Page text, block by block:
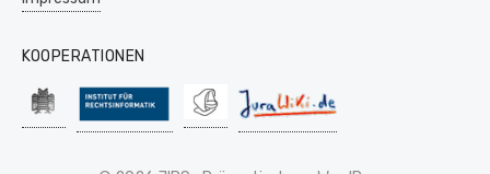
KOOPERATIONEN